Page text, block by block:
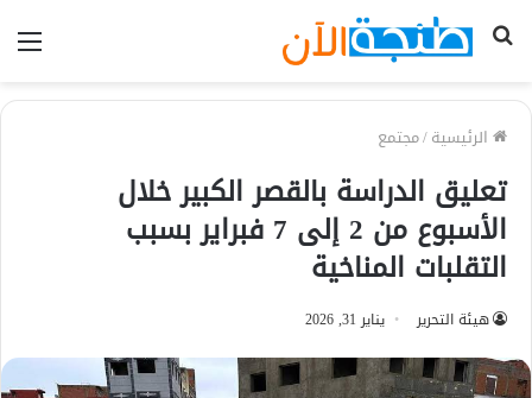
بحث
الرئيسية/مجتمع
تعليق الدراسة بالقصر الكبير خلال
الأسبوع من 2 إلى 7 فبراير بسبب
التقلبات المناخية
هيئة التحرير يناير 31, 2026